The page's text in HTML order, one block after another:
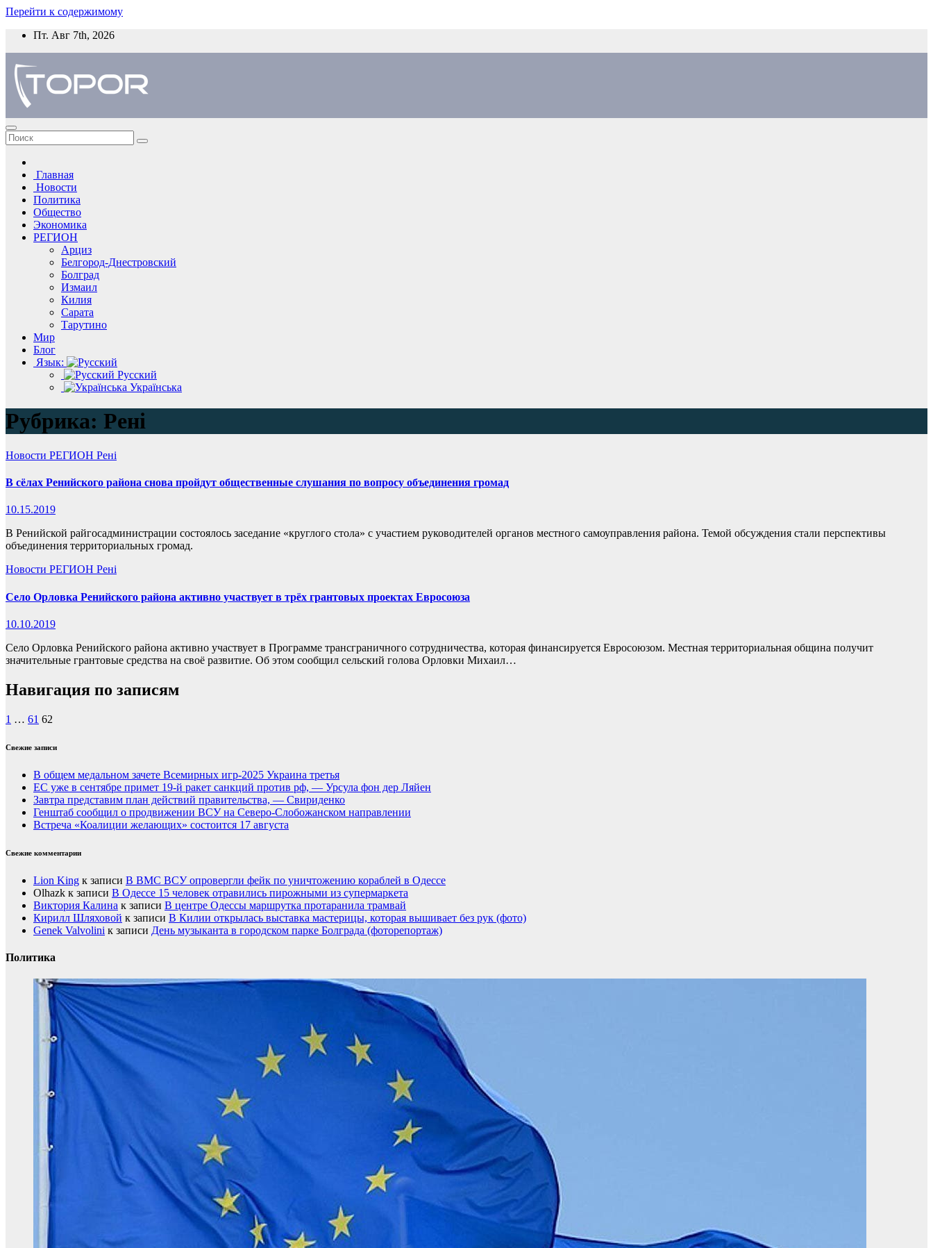
Перейти к содержимому
Пт. Авг 7th, 2026
Главная
Новости
Политика
Общество
Экономика
РЕГИОН
Арциз
Белгород-Днестровский
Болград
Измаил
Килия
Сарата
Тарутино
Мир
Блог
Язык:
Русский
Українська
Рубрика: Рені
Новости РЕГИОН Рені
В сёлах Ренийского района снова пройдут общественные слушания по вопросу объединения громад
10.15.2019
В Ренийской райгосадминистрации состоялось заседание «круглого стола» с участием руководителей органов местного самоуправления района. Темой обсуждения стали перспективы
объединения территориальных громад.
Новости РЕГИОН Рені
Село Орловка Ренийского района активно участвует в трёх грантовых проектах Евросоюза
10.10.2019
Село Орловка Ренийского района активно участвует в Программе трансграничного сотрудничества, которая финансируется Евросоюзом. Местная территориальная община получит
значительные грантовые средства на своё развитие. Об этом сообщил сельский голова Орловки Михаил…
Навигация по записям
1 … 61 62
Свежие записи
В общем медальном зачете Всемирных игр-2025 Украина третья
ЕС уже в сентябре примет 19-й ракет санкций против рф, — Урсула фон дер Ляйен
Завтра представим план действий правительства, — Свириденко
Генштаб сообщил о продвижении ВСУ на Северо-Слобожанском направлении
Встреча «Коалиции желающих» состоится 17 августа
Свежие комментарии
Lion King к записи В ВМС ВСУ опровергли фейк по уничтожению кораблей в Одессе
Olhazk к записи В Одессе 15 человек отравились пирожными из супермаркета
Виктория Калина к записи В центре Одессы маршрутка протаранила трамвай
Кирилл Шляховой к записи В Килии открылась выставка мастерицы, которая вышивает без рук (фото)
Genek Valvolini к записи День музыканта в городском парке Болграда (фоторепортаж)
Политика